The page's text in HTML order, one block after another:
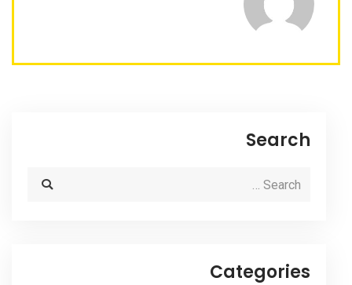
Search
Categories